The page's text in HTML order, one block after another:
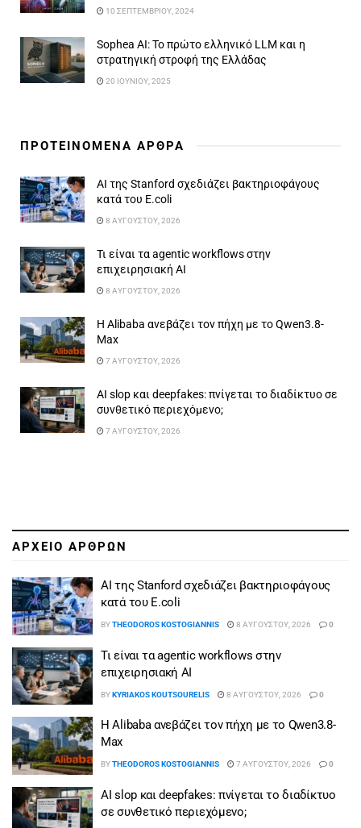
10 ΣΕΠΤΕΜΒΡΊΟΥ, 2024
Sophea AI: Το πρώτο ελληνικό LLM και η
στρατηγική στροφή της Ελλάδας
20 ΙΟΥΝΊΟΥ, 2025
ΠΡΟΤΕΙΝΟΜΕΝΑ ΑΡΘΡΑ
AI της Stanford σχεδιάζει βακτηριοφάγους
κατά του E.coli
8 ΑΥΓΟΎΣΤΟΥ, 2026
Τι είναι τα agentic workflows στην
επιχειρησιακή ΑΙ
8 ΑΥΓΟΎΣΤΟΥ, 2026
Η Alibaba ανεβάζει τον πήχη με το Qwen3.8-
Max
7 ΑΥΓΟΎΣΤΟΥ, 2026
AI slop και deepfakes: πνίγεται το διαδίκτυο σε
συνθετικό περιεχόμενο;
7 ΑΥΓΟΎΣΤΟΥ, 2026
ΑΡΧΕΙΟ ΑΡΘΡΩΝ
AI της Stanford σχεδιάζει βακτηριοφάγους
κατά του E.coli
BYTHEODOROS KOSTOGIANNIS 8 ΑΥΓΟΎΣΤΟΥ, 2026 0
Τι είναι τα agentic workflows στην
επιχειρησιακή ΑΙ
BYKYRIAKOS KOUTSOURELIS 8 ΑΥΓΟΎΣΤΟΥ, 2026 0
Η Alibaba ανεβάζει τον πήχη με το Qwen3.8-
Max
BYTHEODOROS KOSTOGIANNIS 7 ΑΥΓΟΎΣΤΟΥ, 2026 0
AI slop και deepfakes: πνίγεται το διαδίκτυο
σε συνθετικό περιεχόμενο;